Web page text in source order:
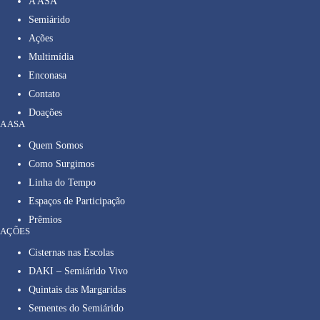
Semiárido
Ações
Multimídia
Enconasa
Contato
Doações
A ASA
Quem Somos
Como Surgimos
Linha do Tempo
Espaços de Participação
Prêmios
AÇÕES
Cisternas nas Escolas
DAKI – Semiárido Vivo
Quintais das Margaridas
Sementes do Semiárido